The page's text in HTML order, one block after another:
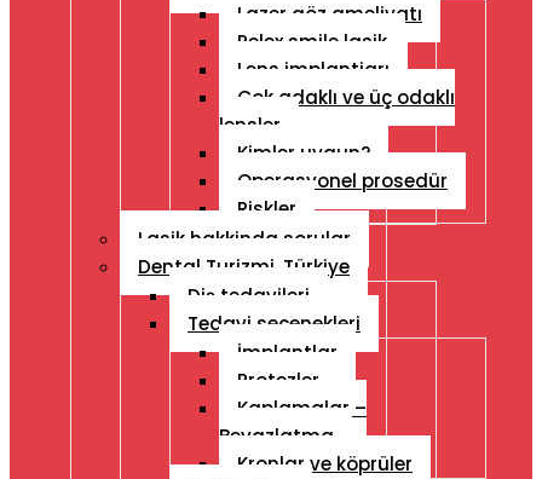
Lazer göz ameliyatı
Relex smile lasik
Lens implantiarı
Çok adaklı ve üç odaklı
lensler
Kimler uygun?
Operasyonel prosedür
Riskler
Lasik hakkinda sorular
Dental Turizmi, Türkiye
Diş tedavileri
Tedavi seçenekleri
İmplantlar
Protezler
Kaplamalar –
Beyazlatma
Kronlar ve köprüler